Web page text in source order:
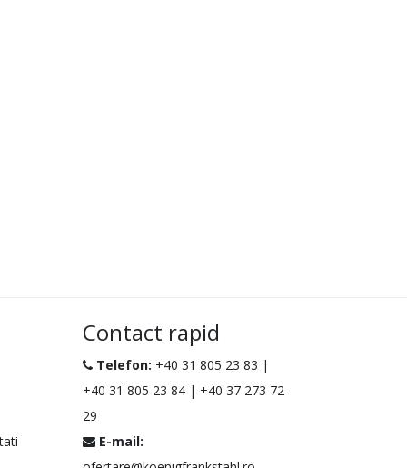
Contact rapid
Telefon: +40 31 805 23 83 |
+40 31 805 23 84 | +40 37 273 72
29
E-mail: